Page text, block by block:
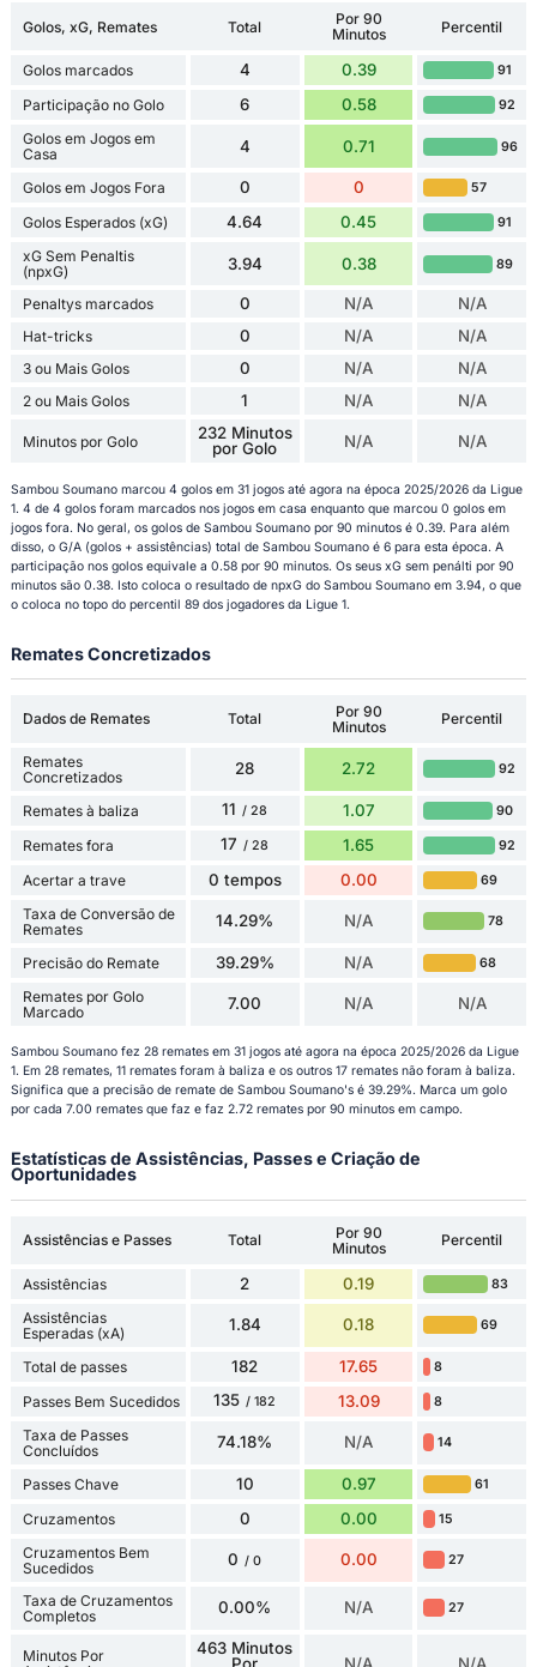
Golos, xG, Remates Total
Por 90
Minutos
Percentil
Golos marcados 4 0.39 91
Participação no Golo 6 0.58 92
Golos em Jogos em
Casa
4 0.71 96
Golos em Jogos Fora 0 0 57
Golos Esperados (xG) 4.64 0.45 91
xG Sem Penaltis
(npxG)
3.94 0.38 89
Penaltys marcados 0 N/A N/A
Hat-tricks 0 N/A N/A
3 ou Mais Golos 0 N/A N/A
2 ou Mais Golos 1 N/A N/A
Minutos por Golo
232 Minutos
por Golo
N/A N/A
Sambou Soumano marcou 4 golos em 31 jogos até agora na época 2025/2026 da Ligue
1. 4 de 4 golos foram marcados nos jogos em casa enquanto que marcou 0 golos em
jogos fora. No geral, os golos de Sambou Soumano por 90 minutos é 0.39. Para além
disso, o G/A (golos + assistências) total de Sambou Soumano é 6 para esta época. A
participação nos golos equivale a 0.58 por 90 minutos. Os seus xG sem penálti por 90
minutos são 0.38. Isto coloca o resultado de npxG do Sambou Soumano em 3.94, o que
o coloca no topo do percentil 89 dos jogadores da Ligue 1.
Remates Concretizados
Dados de Remates Total
Por 90
Minutos
Percentil
Remates
Concretizados
28 2.72 92
Remates à baliza 11 / 28 1.07 90
Remates fora 17 / 28 1.65 92
Acertar a trave 0 tempos 0.00 69
Taxa de Conversão de
Remates
14.29% N/A 78
Precisão do Remate 39.29% N/A 68
Remates por Golo
Marcado
7.00 N/A N/A
Sambou Soumano fez 28 remates em 31 jogos até agora na época 2025/2026 da Ligue
1. Em 28 remates, 11 remates foram à baliza e os outros 17 remates não foram à baliza.
Significa que a precisão de remate de Sambou Soumano's é 39.29%. Marca um golo
por cada 7.00 remates que faz e faz 2.72 remates por 90 minutos em campo.
Estatísticas de Assistências, Passes e Criação de
Oportunidades
Assistências e Passes Total
Por 90
Minutos
Percentil
Assistências 2 0.19 83
Assistências
Esperadas (xA)
1.84 0.18 69
Total de passes 182 17.65 8
Passes Bem Sucedidos 135 / 182 13.09 8
Taxa de Passes
Concluídos
74.18% N/A 14
Passes Chave 10 0.97 61
Cruzamentos 0 0.00 15
Cruzamentos Bem
Sucedidos
0 / 0 0.00 27
Taxa de Cruzamentos
Completos
0.00% N/A 27
Minutos Por
463 Minutos
Por
N/A N/A